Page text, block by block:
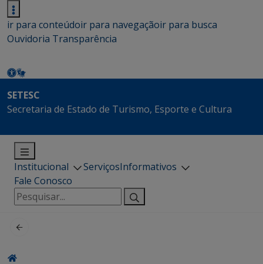
ir para conteúdoir para navegaçãoir para busca
Ouvidoria Transparência
SETESC
Secretaria de Estado de Turismo, Esporte e Cultura
Institucional ServiçosInformativos
Fale Conosco
Pesquisar
por: